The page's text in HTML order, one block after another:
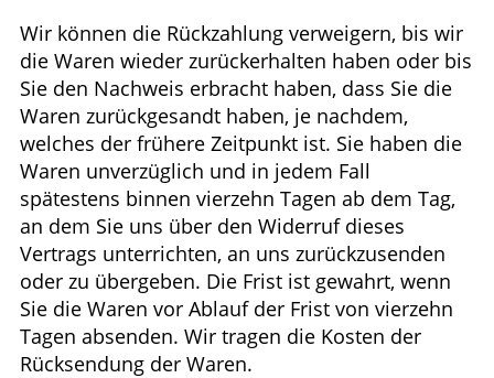
Wir können die Rückzahlung verweigern, bis wir
die Waren wieder zurückerhalten haben oder bis
Sie den Nachweis erbracht haben, dass Sie die
Waren zurückgesandt haben, je nachdem,
welches der frühere Zeitpunkt ist. Sie haben die
Waren unverzüglich und in jedem Fall
spätestens binnen vierzehn Tagen ab dem Tag,
an dem Sie uns über den Widerruf dieses
Vertrags unterrichten, an uns zurückzusenden
oder zu übergeben. Die Frist ist gewahrt, wenn
Sie die Waren vor Ablauf der Frist von vierzehn
Tagen absenden. Wir tragen die Kosten der
Rücksendung der Waren.